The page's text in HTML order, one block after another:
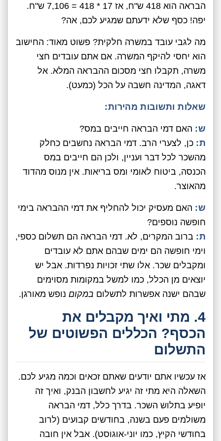
הבראה הוא 418 ש"ח, אז 17 * 418 = 7,106 ש"ח.
יפה! כסף שלא ידעתם שמגיע לכם, אה?
מה לגבי עובד במשרה חלקית? פשוט מאוד: החישוב
הוא יחסי להיקף המשרה. אם אתם עובדים חצי
משרה, תקבלו חצי מסכום ההבראה המלא. אל
דאגה, המדינה חשבה על הכל (כמעט).
שאלות ותשובות מהירות:
ש: האם דמי הבראה חייבים במס?
ת: כן, לצערי הרב. דמי הבראה נחשבים כחלק
מהשכר לכל דבר ועניין, ולכן הם חייבים במס
הכנסה, ביטוח לאומי ומס בריאות. אין מנוס מהדוד
מהאוצר.
ש: האם מעסיק יכול להחליף את דמי ההבראה בימי
חופשה נוספים?
ת: ברוב המקרים, לא. דמי הבראה הם תשלום כספי,
וימי חופשה הם ימים שבהם אתם לא עובדים
ומקבלים שכר. אלו שתי זכויות נפרדות. אבל יש
יוצאים מן הכלל, כמו למשל במקומות מסוימים
שבהם ישנה אפשרות לתשלום במקום נופש מאורגן.
4. מתי ואיך מקבלים את
הכסף? הכללים הפשוטים של
התשלום
אז עכשיו אתם יודעים שאתם זכאים וכמה מגיע לכם.
השאלה היא מתי זה יגיע לחשבון הבנק, ואיך זה
יופיע בתלוש השכר. בדרך כלל, דמי הבראה
משולמים פעם בשנה, בחודשים קבועים (לרוב
בחודשי הקיץ, כמו יוני-אוגוסט). אבל אין חובה